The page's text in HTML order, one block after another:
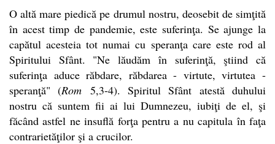
O altă mare piedică pe drumul nostru, deosebit de simţită
în acest timp de pandemie, este suferinţa. Se ajunge la
capătul acesteia tot numai cu speranţa care este rod al
Spiritului Sfânt. "Ne lăudăm în suferinţă, ştiind că
suferinţa aduce răbdare, răbdarea - virtute, virtutea -
speranţă" (Rom 5,3-4). Spiritul Sfânt atestă duhului
nostru că suntem fii ai lui Dumnezeu, iubiţi de el, şi
făcând astfel ne insuflă forţa pentru a nu capitula în faţa
contrarietăţilor şi a crucilor.